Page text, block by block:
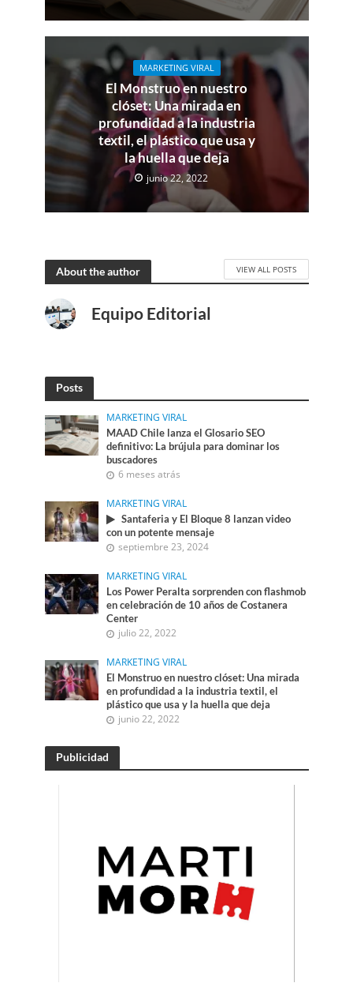
MARKETING VIRAL
El Monstruo en nuestro
clóset: Una mirada en
profundidad a la industria
textil, el plástico que usa y
la huella que deja
junio 22, 2022
About the author VIEW ALL POSTS
Equipo Editorial
Posts
MARKETING VIRAL
MAAD Chile lanza el Glosario SEO
definitivo: La brújula para dominar los
buscadores
6 meses atrás
MARKETING VIRAL
Santaferia y El Bloque 8 lanzan video
con un potente mensaje
septiembre 23, 2024
MARKETING VIRAL
Los Power Peralta sorprenden con flashmob
en celebración de 10 años de Costanera
Center
julio 22, 2022
MARKETING VIRAL
El Monstruo en nuestro clóset: Una mirada
en profundidad a la industria textil, el
plástico que usa y la huella que deja
junio 22, 2022
Publicidad